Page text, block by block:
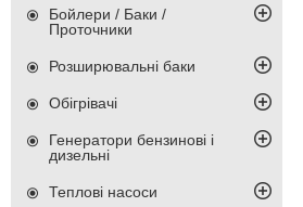
Бойлери / Баки /
Проточники
Розширювальні баки
Обігрівачі
Генератори бензинові і
дизельні
Теплові насоси